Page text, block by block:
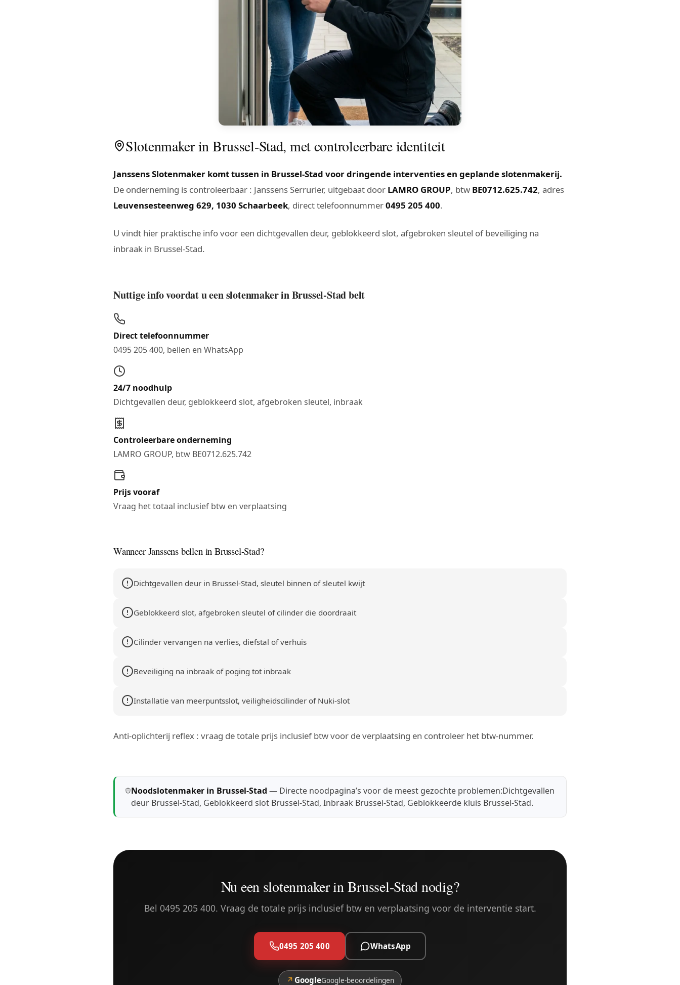
Slotenmaker in Brussel-Stad, met controleerbare identiteit
Janssens Slotenmaker komt tussen in Brussel-Stad voor dringende interventies en geplande slotenmakerij.
De onderneming is controleerbaar : Janssens Serrurier, uitgebaat door LAMRO GROUP, btw BE0712.625.742, adres
Leuvensesteenweg 629, 1030 Schaarbeek, direct telefoonnummer0495 205 400.
U vindt hier praktische info voor een dichtgevallen deur, geblokkeerd slot, afgebroken sleutel of beveiliging na
inbraak in Brussel-Stad.
Nuttige info voordat u een slotenmaker in Brussel-Stad belt
Direct telefoonnummer
0495 205 400, bellen en WhatsApp
24/7 noodhulp
Dichtgevallen deur, geblokkeerd slot, afgebroken sleutel, inbraak
Controleerbare onderneming
LAMRO GROUP, btw BE0712.625.742
Prijs vooraf
Vraag het totaal inclusief btw en verplaatsing
Wanneer Janssens bellen in Brussel-Stad?
Dichtgevallen deur in Brussel-Stad, sleutel binnen of sleutel kwijt
Geblokkeerd slot, afgebroken sleutel of cilinder die doordraait
Cilinder vervangen na verlies, diefstal of verhuis
Beveiliging na inbraak of poging tot inbraak
Installatie van meerpuntsslot, veiligheidscilinder of Nuki-slot
Anti-oplichterij reflex : vraag de totale prijs inclusief btw voor de verplaatsing en controleer het btw-nummer.
Noodslotenmaker in Brussel-Stad — Directe noodpagina’s voor de meest gezochte problemen:Dichtgevallen
deur Brussel-Stad, Geblokkeerd slot Brussel-Stad,Inbraak Brussel-Stad, Geblokkeerde kluis Brussel-Stad.
Nu een slotenmaker in Brussel-Stad nodig?
Bel 0495 205 400. Vraag de totale prijs inclusief btw en verplaatsing voor de interventie start.
0495 205 400 WhatsApp
↗ GoogleGoogle-beoordelingen